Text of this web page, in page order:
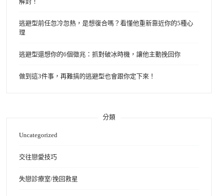
逃避型前任忽冷忽熱，是想復合嗎？看懂他重新靠近你的5種心
理
逃避型還想你的6個徵兆：抓對破冰時機，讓他主動挽回你
做到這3件事，再難搞的逃避型也會跟你定下來！
分類
Uncategorized
交往戀愛技巧
失戀診療室/挽回救星